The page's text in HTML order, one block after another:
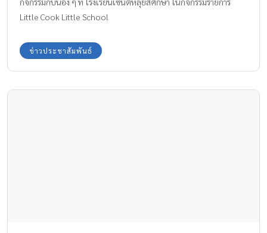
Little Cook Little School
ข่าวประชาสัมพันธ์